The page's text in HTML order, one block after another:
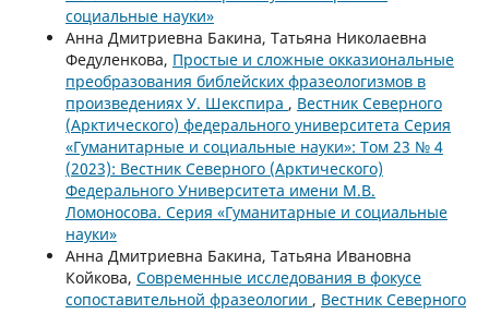
социальные науки»
Анна Дмитриевна Бакина, Татьяна Николаевна
Федуленкова, Простые и сложные окказиональные
преобразования библейских фразеологизмов в
произведениях У. Шекспира , Вестник Северного
(Арктического) федерального университета Серия
«Гуманитарные и социальные науки»: Том 23 № 4
(2023): Вестник Северного (Арктического)
Федерального Университета имени М.В.
Ломоносова. Серия «Гуманитарные и социальные
науки»
Анна Дмитриевна Бакина, Татьяна Ивановна
Койкова, Современные исследования в фокусе
сопоставительной фразеологии , Вестник Северного